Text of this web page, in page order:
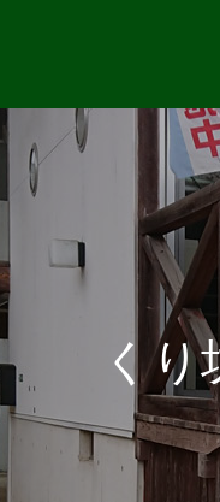
く り
距離